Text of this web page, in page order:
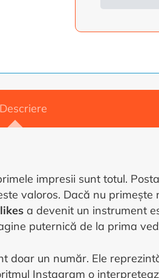
Descriere
impresii sunt totul.
valoros. Dacă nu
a devenit un instrument
puternică de la prima
doar un număr. Ele
Instagram o